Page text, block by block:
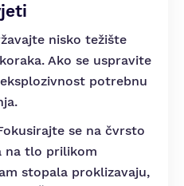
nisko težište
Ako se uspravite
potrebnu
se na čvrsto
na tlo prilikom
stopala proklizavaju,